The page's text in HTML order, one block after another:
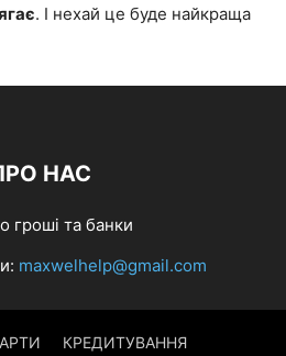
. І нехай це буде найкраща
НАС
гроші та банки
maxwelhelp@gmail.com
КРЕДИТУВАННЯ